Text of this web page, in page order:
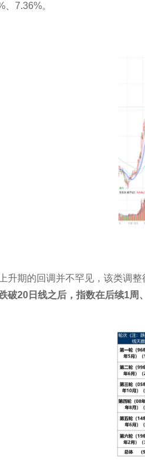
7.36%。
升期的回调并不罕见，该类调
破20日线之后，指数在后续1周